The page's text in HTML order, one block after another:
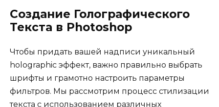
Создание Голографического
Текста в Photoshop
Чтобы придать вашей надписи уникальный
holographic эффект, важно правильно выбрать
шрифты и грамотно настроить параметры
фильтров. Мы рассмотрим процесс стилизации
текста с использованием различных